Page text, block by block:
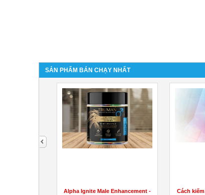
SẢN PHẨM BÁN CHẠY NHẤT
Alpha Ignite Male Enhancement -
Cách
next